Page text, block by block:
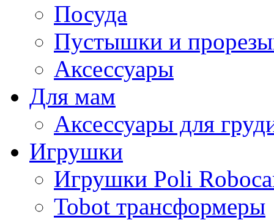
Посуда
Пустышки и
Аксессуары
Для мам
Аксессуары для
Игрушки
Игрушки Poli
Tobot трансформеры